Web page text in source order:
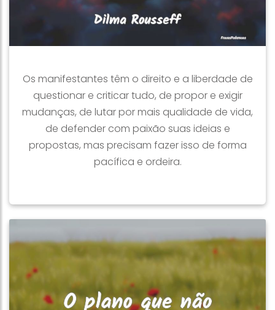
Os manifestantes têm o direito e a liberdade de
questionar e criticar tudo, de propor e exigir
mudanças, de lutar por mais qualidade de vida,
de defender com paixão suas ideias e
propostas, mas precisam fazer isso de forma
pacífica e ordeira.